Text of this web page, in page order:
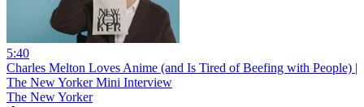
5:40
Charles Melton Loves Anime (and Is Tired of Beefing with People) |
The New Yorker Mini Interview
The New Yorker